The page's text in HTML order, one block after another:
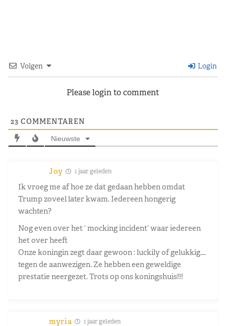
Volgen Login
Please login to comment
23 COMMENTAREN
Nieuwste
Joy 1 jaar geleden
Ik vroeg me af hoe ze dat gedaan hebben omdat
Trump zoveel later kwam. Iedereen hongerig
wachten?
Nog even over het ‘ mocking incident’ waar iedereen
het over heeft
Onze koningin zegt daar gewoon : luckily of gelukkig….
tegen de aanwezigen. Ze hebben een geweldige
prestatie neergezet. Trots op ons koningshuis!!!
myria 1 jaar geleden